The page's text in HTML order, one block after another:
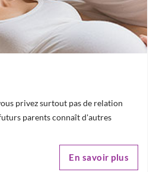
privez surtout pas de relation
parents connaît d'autres
En savoir plus